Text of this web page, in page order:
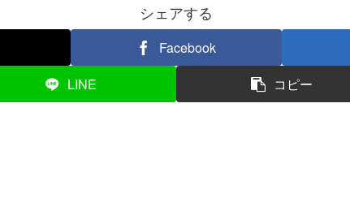
シェアする
Facebook
LINE
コピー